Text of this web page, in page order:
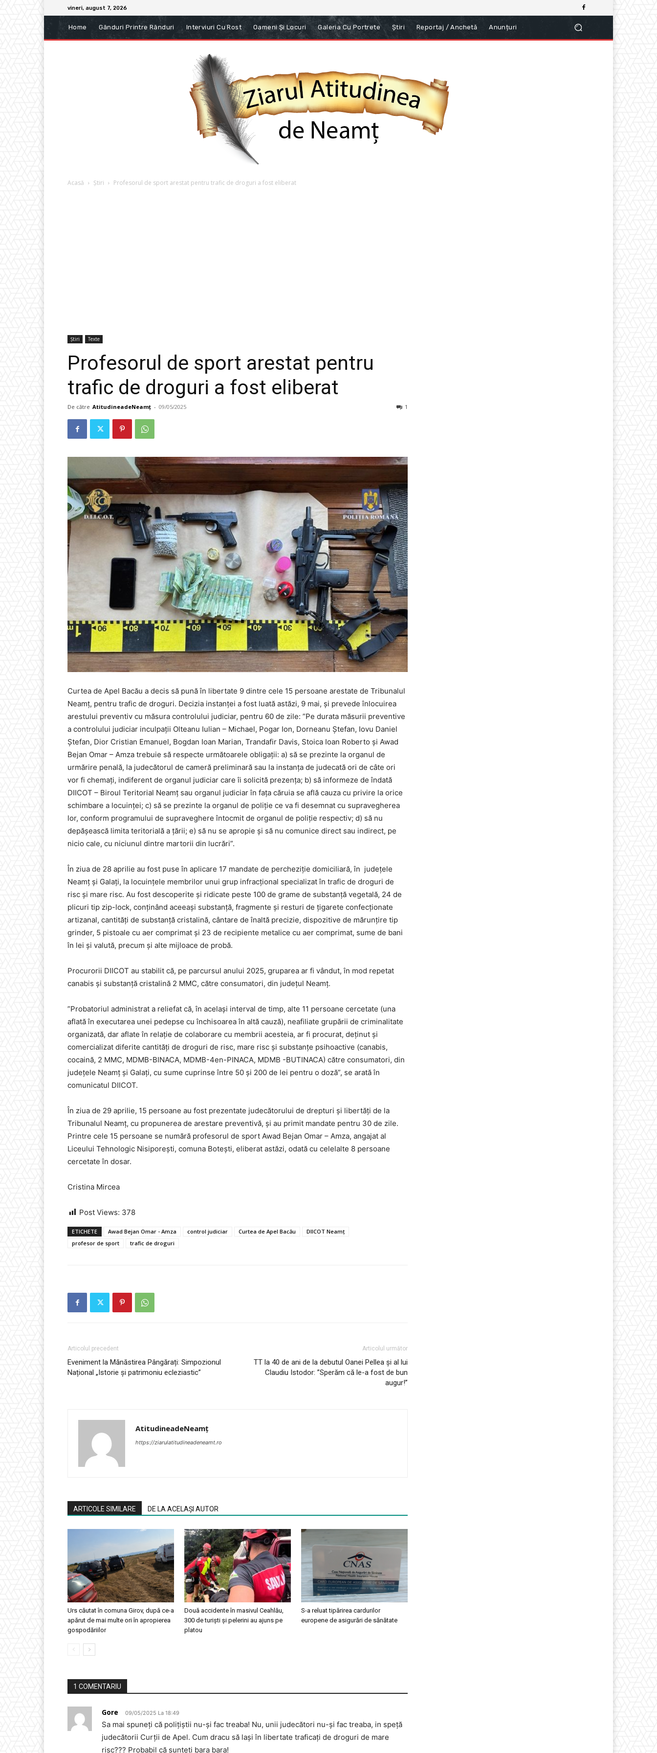
vineri, august 7, 2026
Home Gânduri Printre Rânduri Interviuri Cu Rost Oameni Și Locuri Galeria Cu Portrete Știri Reportaj / Anchetă Anunțuri
Acasă Știri Profesorul de sport arestat pentru trafic de droguri a fost eliberat
Știri Texte
Profesorul de sport arestat pentru
trafic de droguri a fost eliberat
De către AtitudineadeNeamț - 09/05/2025 1
Curtea de Apel Bacău a decis să pună în libertate 9 dintre cele 15 persoane arestate de Tribunalul
Neamț, pentru trafic de droguri. Decizia instanței a fost luată astăzi, 9 mai, și prevede înlocuirea
arestului preventiv cu măsura controlului judiciar, pentru 60 de zile: ”Pe durata măsurii preventive
a controlului judiciar inculpaţii Olteanu Iulian – Michael, Pogar Ion, Dorneanu Ştefan, Iovu Daniel
Ştefan, Dior Cristian Emanuel, Bogdan Ioan Marian, Trandafir Davis, Stoica Ioan Roberto şi Awad
Bejan Omar – Amza trebuie să respecte următoarele obligaţii: a) să se prezinte la organul de
urmărire penală, la judecătorul de cameră preliminară sau la instanţa de judecată ori de câte ori
vor fi chemaţi, indiferent de organul judiciar care îi solicită prezenţa; b) să informeze de îndată
DIICOT – Biroul Teritorial Neamţ sau organul judiciar în faţa căruia se află cauza cu privire la orice
schimbare a locuinţei; c) să se prezinte la organul de poliţie ce va fi desemnat cu supravegherea
lor, conform programului de supraveghere întocmit de organul de poliţie respectiv; d) să nu
depăşească limita teritorială a ţării; e) să nu se apropie şi să nu comunice direct sau indirect, pe
nicio cale, cu niciunul dintre martorii din lucrări”.
În ziua de 28 aprilie au fost puse în aplicare 17 mandate de percheziție domiciliară, în județele
Neamț și Galați, la locuințele membrilor unui grup infracțional specializat în trafic de droguri de
risc și mare risc. Au fost descoperite și ridicate peste 100 de grame de substanță vegetală, 24 de
plicuri tip zip-lock, conținând aceeași substanță, fragmente și resturi de țigarete confecționate
artizanal, cantități de substanță cristalină, cântare de înaltă precizie, dispozitive de mărunțire tip
grinder, 5 pistoale cu aer comprimat și 23 de recipiente metalice cu aer comprimat, sume de bani
în lei și valută, precum și alte mijloace de probă.
Procurorii DIICOT au stabilit că, pe parcursul anului 2025, gruparea ar fi vândut, în mod repetat
canabis și substanță cristalină 2 MMC, către consumatori, din județul Neamț.
”Probatoriul administrat a reliefat că, în același interval de timp, alte 11 persoane cercetate (una
aflată în executarea unei pedepse cu închisoarea în altă cauză), neafiliate grupării de criminalitate
organizată, dar aflate în relație de colaborare cu membrii acesteia, ar fi procurat, deținut și
comercializat diferite cantități de droguri de risc, mare risc și substanțe psihoactive (canabis,
cocaină, 2 MMC, MDMB-BINACA, MDMB-4en-PINACA, MDMB -BUTINACA) către consumatori, din
județele Neamț și Galați, cu sume cuprinse între 50 și 200 de lei pentru o doză”, se arată în
comunicatul DIICOT.
În ziua de 29 aprilie, 15 persoane au fost prezentate judecătorului de drepturi și libertăți de la
Tribunalul Neamț, cu propunerea de arestare preventivă, și au primit mandate pentru 30 de zile.
Printre cele 15 persoane se numără profesorul de sport Awad Bejan Omar – Amza, angajat al
Liceului Tehnologic Nisiporești, comuna Botești, eliberat astăzi, odată cu celelalte 8 persoane
cercetate în dosar.
Cristina Mircea
Post Views: 378
ETICHETE Awad Bejan Omar - Amza control judiciar Curtea de Apel Bacău
DIICOT Neamț
profesor de sport
trafic de droguri
Articolul precedent
Eveniment la Mănăstirea Pângărați: Simpozionul
Național „Istorie și patrimoniu ecleziastic”
Articolul următor
TT la 40 de ani de la debutul Oanei Pellea și al lui
Claudiu Istodor: ”Sperăm că le-a fost de bun
augur!”
AtitudineadeNeamț
https://ziarulatitudineadeneamt.ro
ARTICOLE SIMILARE DE LA ACELAȘI AUTOR
Urs căutat în comuna Girov, după ce-a
apărut de mai multe ori în apropierea
gospodăriilor
Două accidente în masivul Ceahlău,
300 de turiști și pelerini au ajuns pe
platou
S-a reluat tipărirea cardurilor
europene de asigurări de sănătate
1 COMENTARIU
Gore 09/05/2025 La 18:49
Sa mai spuneți că polițiștii nu-și fac treaba! Nu, unii judecători nu-și fac treaba, in speță
judecătorii Curții de Apel. Cum dracu să lași în libertate traficați de droguri de mare
risc??? Probabil că sunteți bara bara!